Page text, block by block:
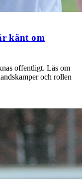
känt om
offentligt. Läs om
och rollen